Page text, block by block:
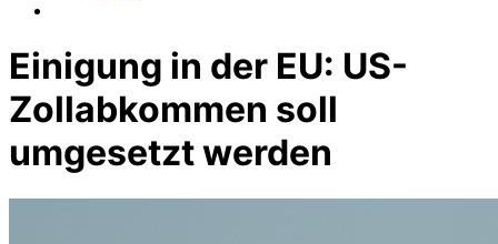
Einigung in der EU: US-
Zollabkommen soll
umgesetzt werden